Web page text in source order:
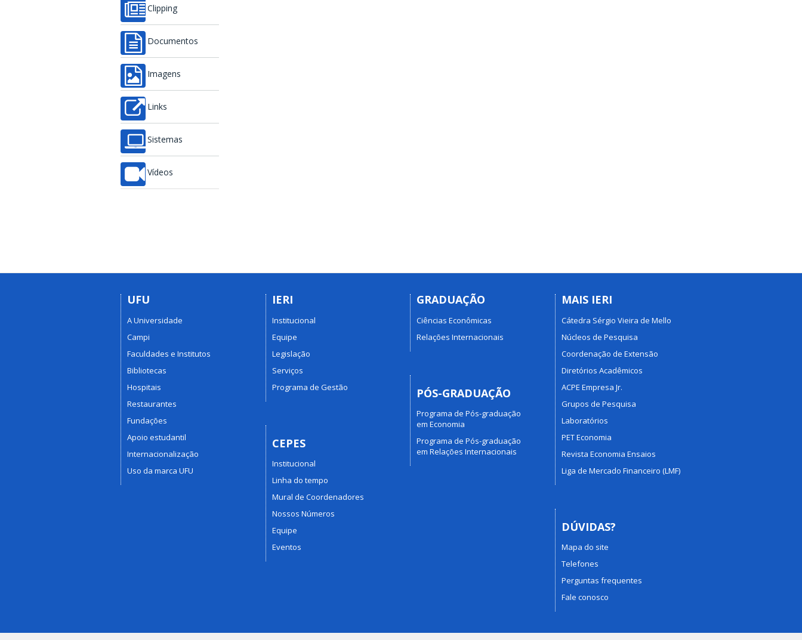
Clipping
Documentos
Imagens
Links
Sistemas
Vídeos
UFU
A Universidade
Campi
Faculdades e Institutos
Bibliotecas
Hospitais
Restaurantes
Fundações
Apoio estudantil
Internacionalização
Uso da marca UFU
IERI
Institucional
Equipe
Legislação
Serviços
Programa de Gestão
CEPES
Institucional
Linha do tempo
Mural de Coordenadores
Nossos Números
Equipe
Eventos
GRADUAÇÃO
Ciências Econômicas
Relações Internacionais
PÓS-GRADUAÇÃO
Programa de Pós-graduação
em Economia
Programa de Pós-graduação
em Relações Internacionais
MAIS IERI
Cátedra Sérgio Vieira de Mello
Núcleos de Pesquisa
Coordenação de Extensão
Diretórios Acadêmicos
ACPE Empresa Jr.
Grupos de Pesquisa
Laboratórios
PET Economia
Revista Economia Ensaios
Liga de Mercado Financeiro (LMF)
DÚVIDAS?
Mapa do site
Telefones
Perguntas frequentes
Fale conosco